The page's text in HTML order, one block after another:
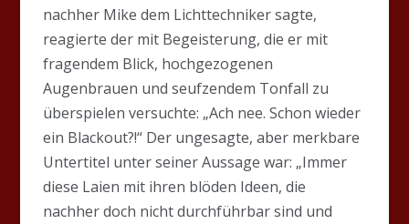
nachher Mike dem Lichttechniker sagte,
reagierte der mit Begeisterung, die er mit
fragendem Blick, hochgezogenen
Augenbrauen und seufzendem Tonfall zu
überspielen versuchte: „Ach nee. Schon wieder
ein Blackout?!“ Der ungesagte, aber merkbare
Untertitel unter seiner Aussage war: „Immer
diese Laien mit ihren blöden Ideen, die
nachher doch nicht durchführbar sind und